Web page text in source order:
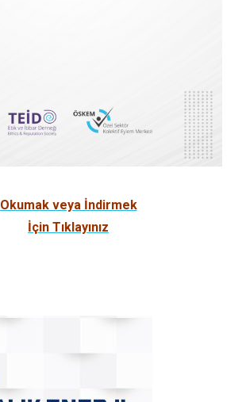
Okumak veya İndirmek
İçin Tıklayınız